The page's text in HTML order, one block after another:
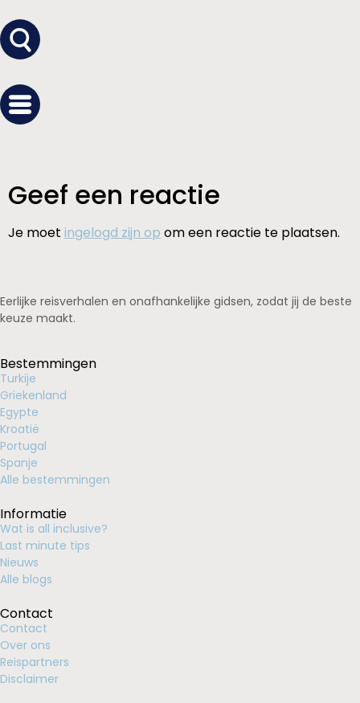
Geef een reactie
Je moet ingelogd zijn op om een reactie te plaatsen.
Eerlijke reisverhalen en onafhankelijke gidsen, zodat jij de beste
keuze maakt.
Bestemmingen
Turkije
Griekenland
Egypte
Kroatië
Portugal
Spanje
Alle bestemmingen
Informatie
Wat is all inclusive?
Last minute tips
Nieuws
Alle blogs
Contact
Contact
Over ons
Reispartners
Disclaimer